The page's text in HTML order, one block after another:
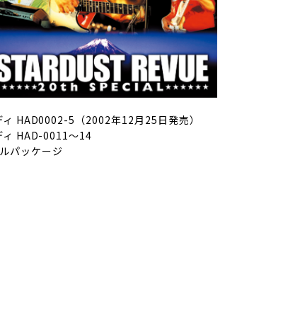
ィ HAD0002-5（2002年12月25日発売）
ィ HAD-0011〜14
パッケージ